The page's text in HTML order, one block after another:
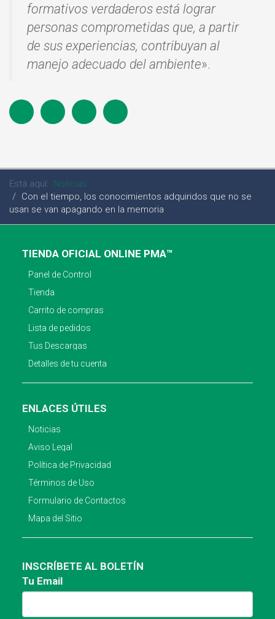
formativos verdaderos está lograr
personas comprometidas que, a partir
de sus experiencias, contribuyan al
manejo adecuado del ambiente».
Está aquí: Noticias
Con el tiempo, los conocimientos adquiridos que no se
usan se van apagando en la memoria
TIENDA OFICIAL ONLINE PMA™
Panel de Control
Tienda
Carrito de compras
Lista de pedidos
Tus Descargas
Detalles de tu cuenta
ENLACES ÚTILES
Noticias
Aviso Legal
Política de Privacidad
Términos de Uso
Formulario de Contactos
Mapa del Sitio
INSCRÍBETE AL BOLETÍN
Tu Email